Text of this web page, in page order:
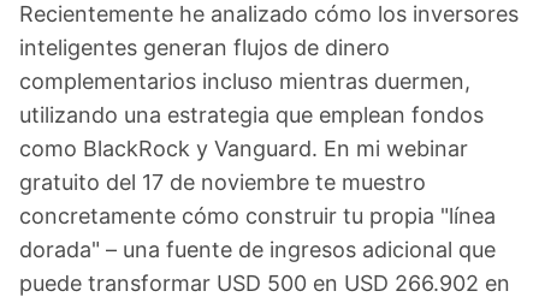
Recientemente he analizado cómo los inversores
inteligentes generan flujos de dinero
complementarios incluso mientras duermen,
utilizando una estrategia que emplean fondos
como BlackRock y Vanguard. En mi webinar
gratuito del 17 de noviembre te muestro
concretamente cómo construir tu propia "línea
dorada" – una fuente de ingresos adicional que
puede transformar USD 500 en USD 266.902 en